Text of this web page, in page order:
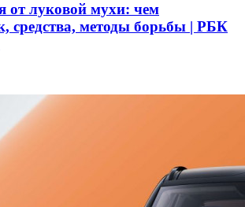
от луковой мухи: чем
средства, методы борьбы | РБК